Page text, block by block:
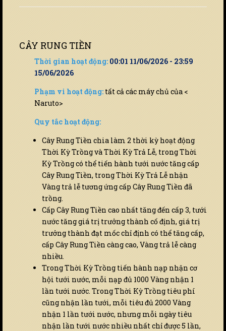
CÂY RUNG TIỀN
Thời gian hoạt động: 00:01 11/06/2026 - 23:59
15/06/2026
Phạm vi hoạt động: tất cả các máy chủ của <
Naruto>
Quy tắc hoạt động:
Cây Rung Tiền chia làm 2 thời kỳ hoạt động
Thời Kỳ Trồng và Thời Kỳ Trả Lễ, trong Thời
Kỳ Trồng có thể tiến hành tưới nước tăng cấp
Cây Rung Tiền, trong Thời Kỳ Trả Lễ nhận
Vàng trả lễ tương ứng cấp Cây Rung Tiền đã
trồng.
Cấp Cây Rung Tiền cao nhất tăng đến cấp 3, tưới
nước tăng giá trị trưởng thành cố định, giá trị
trưởng thành đạt mốc chỉ định có thể tăng cấp,
cấp Cây Rung Tiền càng cao, Vàng trả lễ càng
nhiều.
Trong Thời Kỳ Trồng tiến hành nạp nhận cơ
hội tưới nước, mỗi nạp đủ 1000 Vàng nhận 1
lần tưới nước. Trong Thời Kỳ Trồng tiêu phí
cũng nhận lần tưới, mỗi tiêu đủ 2000 Vàng
nhận 1 lần tưới nước, nhưng mỗi ngày tiêu
nhận lần tưới nước nhiều nhất chỉ được 5 lần,